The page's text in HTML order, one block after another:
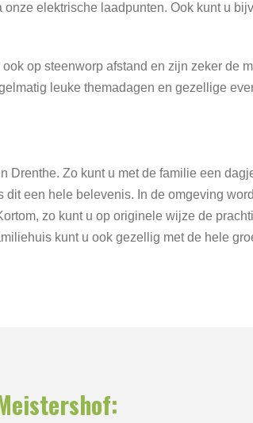
elektrische laadpunten. Ook kunt u
op steenworp afstand en zijn zeker de
leuke themadagen en gezellige
Zo kunt u met de familie een
een hele belevenis. In de omgeving
zo kunt u op originele wijze de
kunt u ook gezellig met de hele